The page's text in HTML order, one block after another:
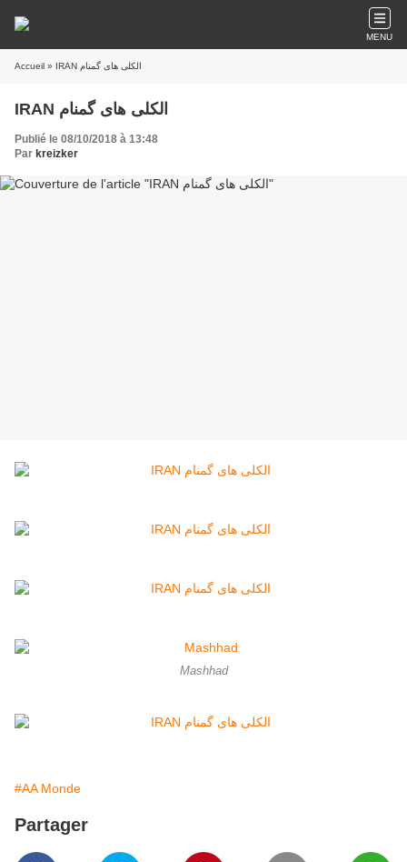
MENU
Accueil » IRAN الکلی های گمنام
IRAN الکلی های گمنام
Publié le 08/10/2018 à 13:48
Par kreizker
Mashhad
#AA Monde
Partager